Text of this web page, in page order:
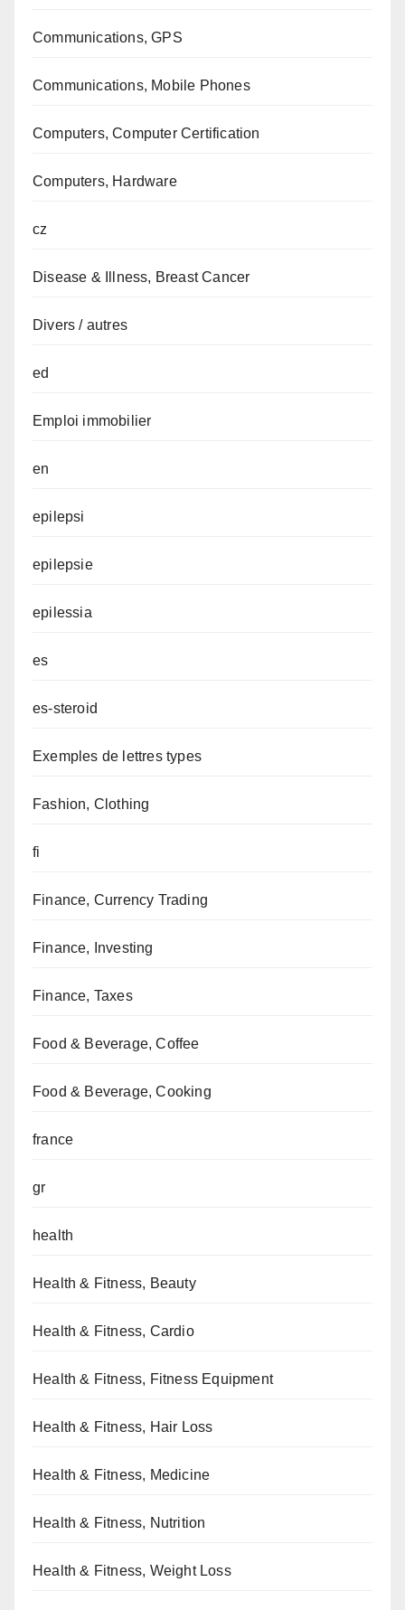
Communications, GPS
Communications, Mobile Phones
Computers, Computer Certification
Computers, Hardware
cz
Disease & Illness, Breast Cancer
Divers / autres
ed
Emploi immobilier
en
epilepsi
epilepsie
epilessia
es
es-steroid
Exemples de lettres types
Fashion, Clothing
fi
Finance, Currency Trading
Finance, Investing
Finance, Taxes
Food & Beverage, Coffee
Food & Beverage, Cooking
france
gr
health
Health & Fitness, Beauty
Health & Fitness, Cardio
Health & Fitness, Fitness Equipment
Health & Fitness, Hair Loss
Health & Fitness, Medicine
Health & Fitness, Nutrition
Health & Fitness, Weight Loss